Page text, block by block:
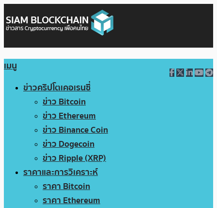
เมนู
ข่าวคริปโตเคอเรนซี่
ข่าว Bitcoin
ข่าว Ethereum
ข่าว Binance Coin
ข่าว Dogecoin
ข่าว Ripple (XRP)
ราคาและการวิเคราะห์
ราคา Bitcoin
ราคา Ethereum